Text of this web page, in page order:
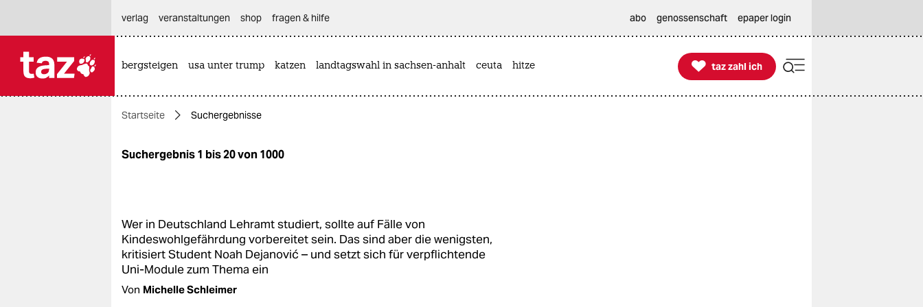
themen
politik
gesellschaft
kultur
sport
verlag
veranstaltungen shop fragen & hilfe abo genossenschaft epaper login
bergsteigen usa unter trump katzen landtagswahl in sachsen-anhalt ceuta hitze 
taz zahl ich
taz zahl ich
Startseite Suchergebnisse
Suchergebnis 1 bis 20 von 1000
Wer in Deutschland Lehramt studiert, sollte auf Fälle von
Kindeswohlgefährdung vorbereitet sein. Das sind aber die wenigsten,
kritisiert Student Noah Dejanović – und setzt sich für verpflichtende
Uni-Module zum Thema ein
Von Michelle Schleimer